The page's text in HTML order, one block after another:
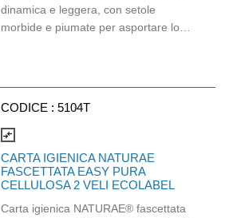
dinamica e leggera, con setole
morbide e piumate per asportare lo
CODICE : 5104T
compare_arrows
CARTA IGIENICA NATURAE
FASCETTATA EASY PURA
CELLULOSA 2 VELI ECOLABEL
Carta igienica NATURAE® fascettata